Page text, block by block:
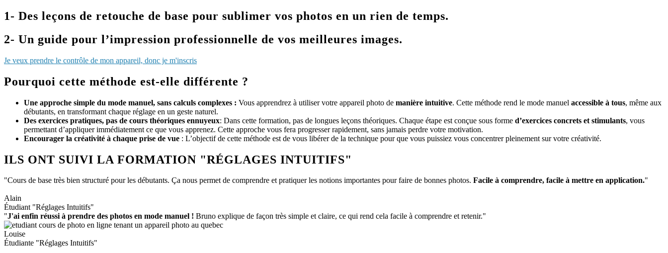
1- Des leçons de retouche de base pour sublimer vos photos en un rien de temps.
2- Un guide pour l’impression professionnelle de vos meilleures images.
Je veux prendre le contrôle de mon appareil, donc je m'inscris
Pourquoi cette méthode est-elle différente ?
Une approche simple du mode manuel, sans calculs complexes : Vous apprendrez à utiliser votre appareil photo de manière intuitive. Cette méthode rend le mode manuel accessible à tous, même aux
débutants, en transformant chaque réglage en un geste naturel.
Des exercices pratiques, pas de cours théoriques ennuyeux: Dans cette formation, pas de longues leçons théoriques. Chaque étape est conçue sous forme d’exercices concrets et stimulants, vous
permettant d’appliquer immédiatement ce que vous apprenez. Cette approche vous fera progresser rapidement, sans jamais perdre votre motivation.
Encourager la créativité à chaque prise de vue : L’objectif de cette méthode est de vous libérer de la technique pour que vous puissiez vous concentrer pleinement sur votre créativité.
ILS ONT SUIVI LA FORMATION "RÉGLAGES INTUITIFS"
"Cours de base très bien structuré pour les débutants. Ça nous permet de comprendre et pratiquer les notions importantes pour faire de bonnes photos. Facile à comprendre, facile à mettre en application."
Alain
Étudiant "Réglages Intuitifs"
"J'ai enfin réussi à prendre des photos en mode manuel ! Bruno explique de façon très simple et claire, ce qui rend cela facile à comprendre et retenir."
Louise
Étudiante "Réglages Intuitifs"